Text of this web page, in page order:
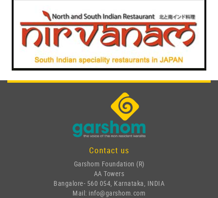
Contact us
Garshom Foundation (R)
AA Towers
Bangalore- 560 054, Karnataka, INDIA
Mail: info@garshom.com